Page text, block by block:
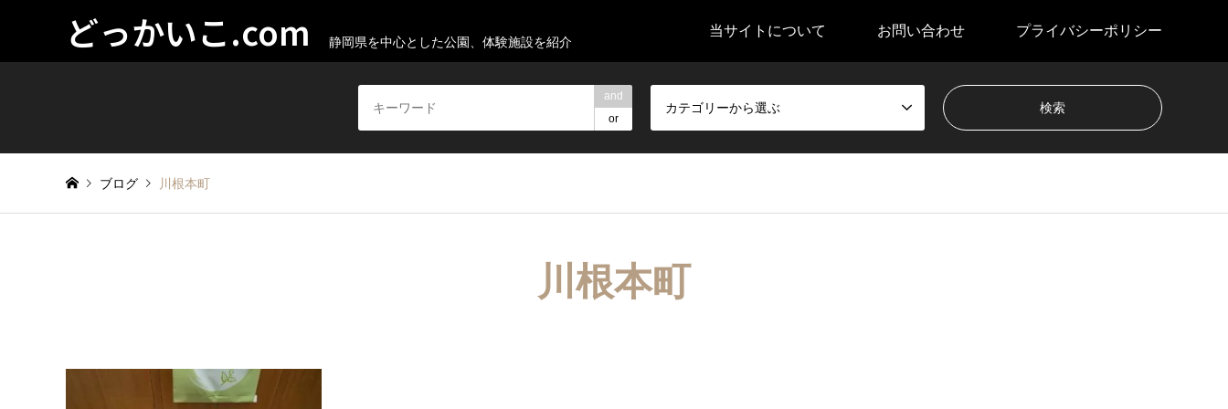
どっかいこ.com 静岡県を中心とした公園、体験施設を紹介
当サイトについて お問い合わせ プライバシーポリシー
and
or
カテゴリーから選ぶ
ブログ 川根本町
川根本町